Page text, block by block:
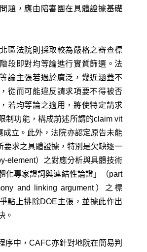
題，應由陪審團在具體證據基礎
區法院則採取較為嚴格之審查標
段即對均等論進行實質篩選。法
論主張若過於廣泛，幾近涵蓋不
從而可能違反請求項要不得被否
若均等論之適用，將使特定請求
制功能，構成前述所謂的claim vit
成立。此外，法院亦認定原告未能
要求之具體證據，特別是欠缺逐一
element）之對應分析與具體技術
化專家證詞與連結性論證」（part
and linking argument）之標
點上排除DOE主張，並據此作出
。
序中，CAFC亦針對地院在簡易判